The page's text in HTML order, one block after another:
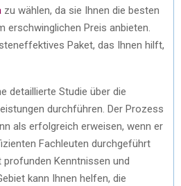
zu wählen, da sie Ihnen die besten
erschwinglichen Preis anbieten.
Paket, das Ihnen hilft,
detaillierte Studie über die
durchführen. Der Prozess
als erfolgreich erweisen, wenn er
Fachleuten durchgeführt
profunden Kenntnissen und
kann Ihnen helfen, die